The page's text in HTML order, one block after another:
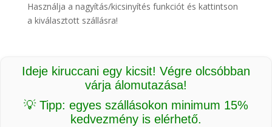
Használja a nagyítás/kicsinyítés funkciót és kattintson
a kiválasztott szállásra!
Ideje kiruccani egy kicsit! Végre olcsóbban
várja álomutazása!
💡 Tipp: egyes szállásokon minimum 15%
kedvezmény is elérhető.